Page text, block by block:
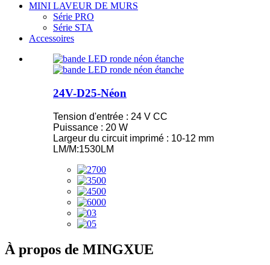
MINI LAVEUR DE MURS
Série PRO
Série STA
Accessoires
24V-D25-Néon
Tension d'entrée : 24 V CC
Puissance : 20 W
Largeur du circuit imprimé : 10-12 mm
LM/M:1530LM
À propos de MINGXUE